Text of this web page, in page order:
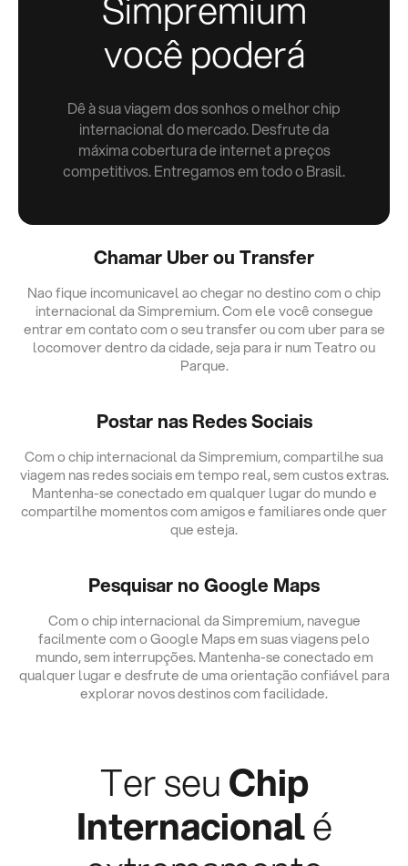
você poderá
Dê à sua viagem dos sonhos o melhor chip
internacional do mercado. Desfrute da
máxima cobertura de internet a preços
competitivos. Entregamos em todo o Brasil.
Chamar Uber ou Transfer
Nao fique incomunicavel ao chegar no destino com o chip
internacional da Simpremium. Com ele você consegue
entrar em contato com o seu transfer ou com uber para se
locomover dentro da cidade, seja para ir num Teatro ou
Parque.
Postar nas Redes Sociais
Com o chip internacional da Simpremium, compartilhe sua
viagem nas redes sociais em tempo real, sem custos extras.
Mantenha-se conectado em qualquer lugar do mundo e
compartilhe momentos com amigos e familiares onde quer
que esteja.
Pesquisar no Google Maps
Com o chip internacional da Simpremium, navegue
facilmente com o Google Maps em suas viagens pelo
mundo, sem interrupções. Mantenha-se conectado em
qualquer lugar e desfrute de uma orientação confiável para
explorar novos destinos com facilidade.
Ter seuChip
Internacionalé